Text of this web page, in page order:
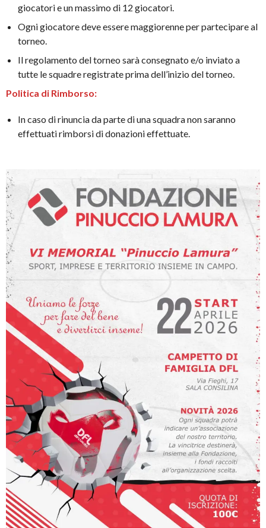
giocatori e un massimo di 12 giocatori.
Ogni giocatore deve essere maggiorenne per partecipare al
torneo.
Il regolamento del torneo sarà consegnato e/o inviato a
tutte le squadre registrate prima dell’inizio del torneo.
Politica di Rimborso:
In caso di rinuncia da parte di una squadra non saranno
effettuati rimborsi di donazioni effettuate.